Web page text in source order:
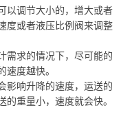
以调节大小的，增大或者
度或者液压比例阀来调整
需求的情况下，尽可能的
速度越快。
影响升降的速度，运送的
的重量小，速度就会快。